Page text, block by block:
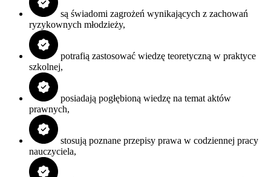
są świadomi zagrożeń wynikających z zachowań
ryzykownych młodzieży,
potrafią zastosować wiedzę teoretyczną w praktyce
szkolnej,
posiadają pogłębioną wiedzę na temat aktów
prawnych,
stosują poznane przepisy prawa w codziennej pracy
nauczyciela,